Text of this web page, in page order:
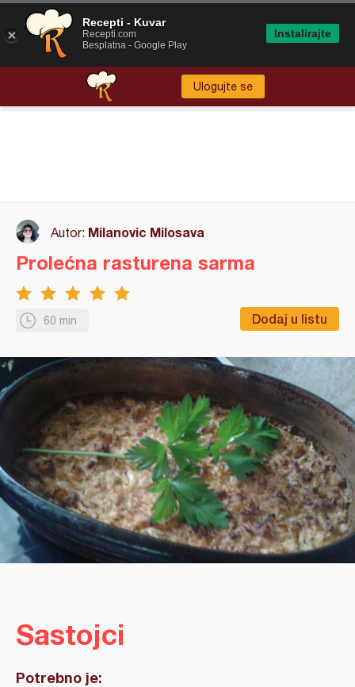
Ulogujte se
Autor: Milanovic Milosava
60 min Dodaj u listu
Prolećna rasturena sarma
Sastojci
Potrebno je:
Recepti - Kuvar
Recepti.com
Besplatna - Google Play
Instalirajte